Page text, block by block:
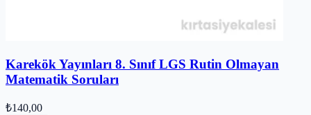
Karekök Yayınları 8. Sınıf LGS Rutin Olmayan
Matematik Soruları
₺140,00